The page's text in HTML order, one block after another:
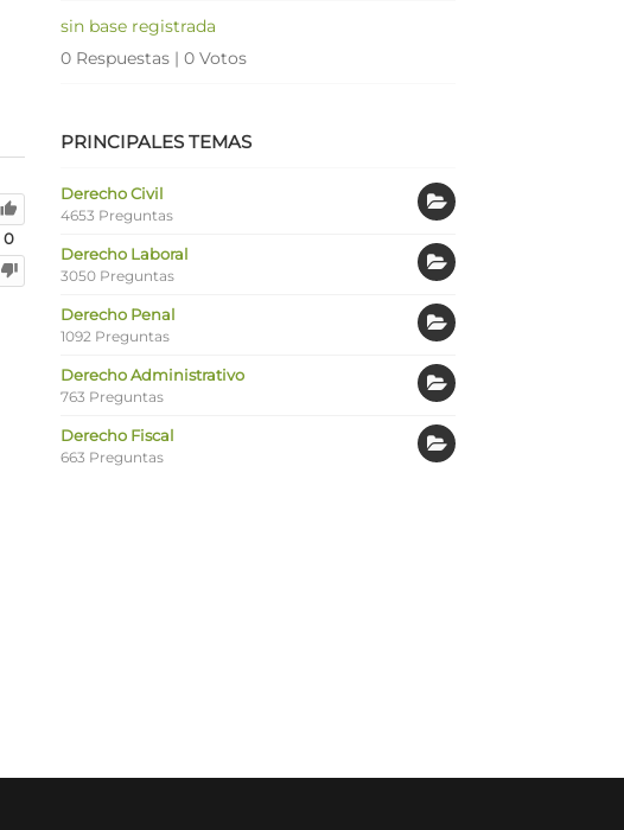
0
sin base registrada
0 Respuestas | 0 Votos
PRINCIPALES TEMAS
Derecho Civil
4653 Preguntas
Derecho Laboral
3050 Preguntas
Derecho Penal
1092 Preguntas
Derecho Administrativo
763 Preguntas
Derecho Fiscal
663 Preguntas